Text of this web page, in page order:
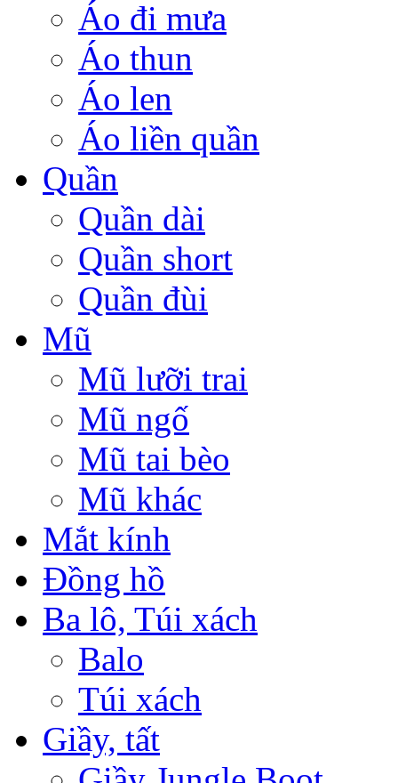
Áo đi mưa
Áo thun
Áo len
Áo liền quần
Quần
Quần dài
Quần short
Quần đùi
Mũ
Mũ lưỡi trai
Mũ ngố
Mũ tai bèo
Mũ khác
Mắt kính
Đồng hồ
Ba lô, Túi xách
Balo
Túi xách
Giầy, tất